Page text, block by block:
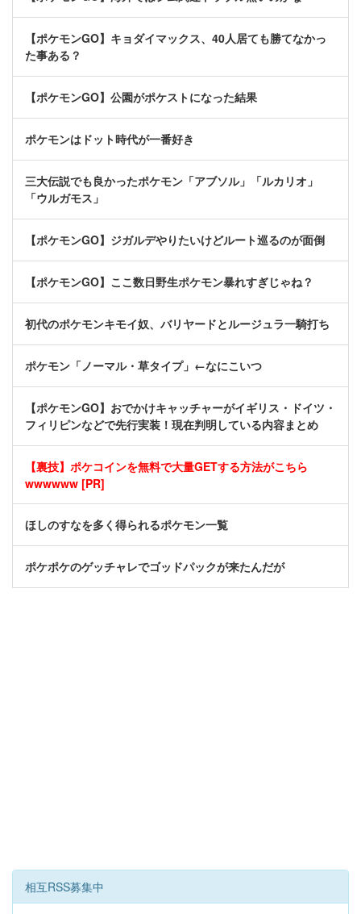
【ポケモンGO】キョダイマックス、40人居ても勝てなかっ
た事ある？
【ポケモンGO】公園がポケストになった結果
ポケモンはドット時代が一番好き
三大伝説でも良かったポケモン「アブソル」「ルカリオ」
「ウルガモス」
【ポケモンGO】ジガルデやりたいけどルート巡るのが面倒
【ポケモンGO】ここ数日野生ポケモン暴れすぎじゃね？
初代のポケモンキモイ奴、バリヤードとルージュラ一騎打ち
ポケモン「ノーマル・草タイプ」←なにこいつ
【ポケモンGO】おでかけキャッチャーがイギリス・ドイツ・
フィリピンなどで先行実装！現在判明している内容まとめ
【裏技】ポケコインを無料で大量GETする方法がこちら
wwwwww [PR]
ほしのすなを多く得られるポケモン一覧
ポケポケのゲッチャレでゴッドパックが来たんだが
相互RSS募集中